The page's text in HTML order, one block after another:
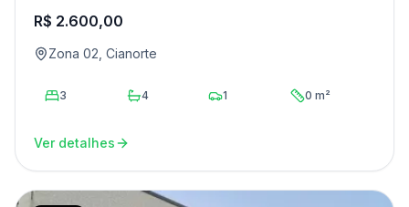
R$ 2.600,00
Zona 02, Cianorte
3 4 1 0 m²
Ver detalhes